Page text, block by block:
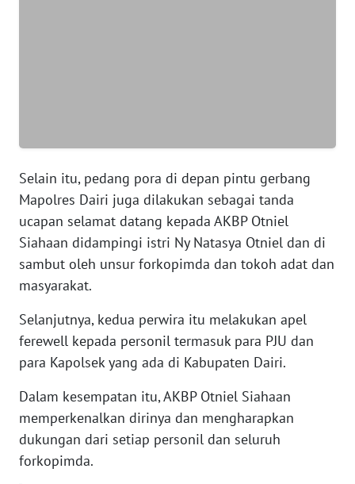
Selain itu, pedang pora di depan pintu gerbang
Mapolres Dairi juga dilakukan sebagai tanda
ucapan selamat datang kepada AKBP Otniel
Siahaan didampingi istri Ny Natasya Otniel dan di
sambut oleh unsur forkopimda dan tokoh adat dan
masyarakat.
Selanjutnya, kedua perwira itu melakukan apel
ferewell kepada personil termasuk para PJU dan
para Kapolsek yang ada di Kabupaten Dairi.
Dalam kesempatan itu, AKBP Otniel Siahaan
memperkenalkan dirinya dan mengharapkan
dukungan dari setiap personil dan seluruh
forkopimda.
PAPUA
WN
RIAU
WN
SERAMBI
WN
JAMBI
SULTRA
WN
NTB